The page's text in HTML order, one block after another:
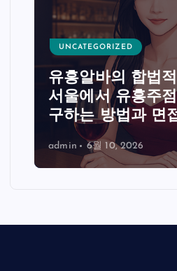
UNCATEGORIZED
유흥알바의 합법
서울에서 유흥주
구하는 방법과 면
admin 6월 10, 2026